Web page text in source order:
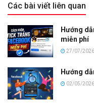
Các bài viết liên quan
Hướng
miễn phí
27/07/2026
Hướng
02/05/2026